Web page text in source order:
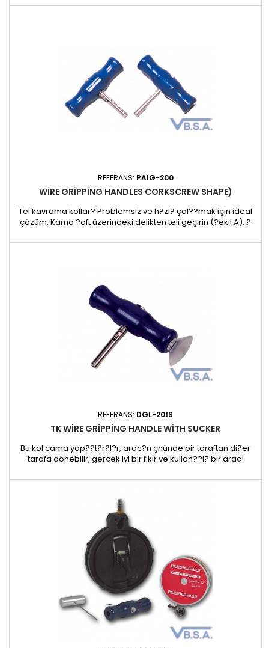
Ideal for: - old windscreen glue beads - Very hard and thick
REFERANS: PAIG-200
WIRE GRIPPING HANDLES CORKSCREW SHAPE)
Tel kavrama kollar? Problemsiz ve h?zl? çal??mak için ideal
çözüm. Kama ?aft üzerindeki delikten teli geçirin (?ekil A), ?
plastik tutama??m içine getirin. ?aft? tekrar tutama??n içine
REFERANS: DGL-201S
TK WIRE GRIPPING HANDLE WITH SUCKER
Bu kol cama yap??t?r?l?r, arac?n çnünde bir taraftan di?er
tarafa dönebilir, gerçek iyi bir fikir ve kullan??l? bir araç!